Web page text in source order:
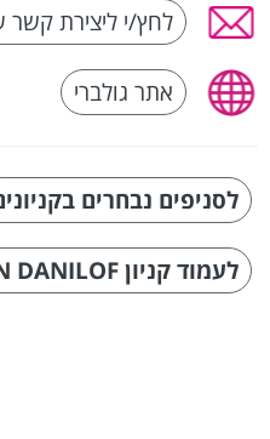
לחץ/י ליצירת
אתר גולברי
לסניפים נבחרים
לעמוד קניון BIG FASHION DANILOF טבריה